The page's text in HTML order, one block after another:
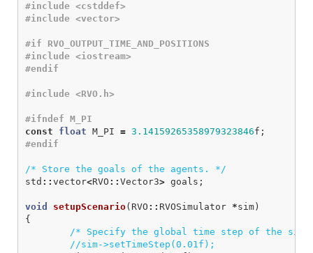
#include <cstddef>
#if RVO_OUTPUT_TIME_AND_POSITIONS
#include <iostream>
const
float M_PI = 3.14159265358979323846f ;
/* Store the goals of the agents. */
std :: vector<RVO :: Vector3> goals ;
void setupScenario( RVO :: RVOSimulator *sim )
{
/* Specify the global time step of the
//sim->setTimeStep(0.01f);